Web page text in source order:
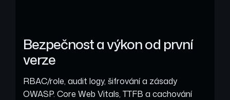
Bezpečnost a výkon od první
verze
RBAC/role, audit logy, šifrování a zásady
OWASP. Core Web Vitals, TTFB a cachování